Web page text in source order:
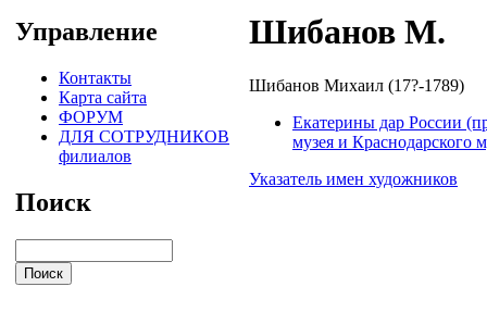
Управление
Контакты
Карта сайта
ФОРУМ
ДЛЯ СОТРУДНИКОВ
филиалов
Поиск
Шибанов М.
Шибанов Михаил (17?-1789)
Екатерины дар России
музея и Краснодарского
Указатель имен художников